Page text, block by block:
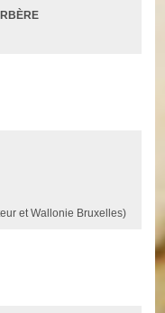
et Wallonie Bruxelles)